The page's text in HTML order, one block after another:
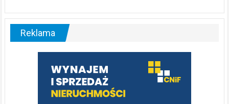
–
warto
poznać
[fotorelacja]
Reklama